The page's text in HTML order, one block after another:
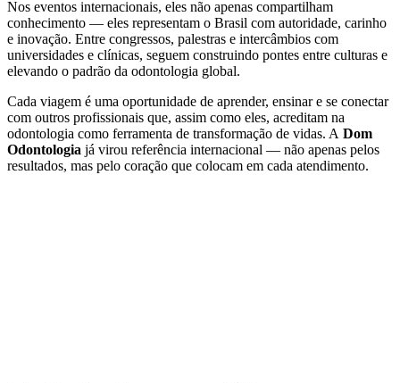
Nos eventos internacionais, eles não apenas compartilham
conhecimento — eles representam o Brasil com autoridade, carinho
e inovação. Entre congressos, palestras e intercâmbios com
universidades e clínicas, seguem construindo pontes entre culturas e
elevando o padrão da odontologia global.
Cada viagem é uma oportunidade de aprender, ensinar e se conectar
com outros profissionais que, assim como eles, acreditam na
odontologia como ferramenta de transformação de vidas. A Dom
Odontologia já virou referência internacional — não apenas pelos
resultados, mas pelo coração que colocam em cada atendimento.